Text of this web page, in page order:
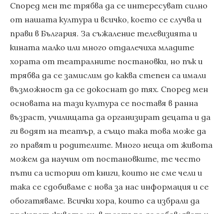
Според мен те трябва да се интересуват силно
от нашата култура и всичко, което се случва и
прави в България. За съжаление телевизията и
кината малко или много отдалечиха младите
хората от театралните постановки, но пък и
трябва да се замислим до каква степен са имали
възможност да се докоснат до тях. Според мен
основата на тази култура се поставя в ранна
възраст, училищата да организират децата и да
ги водят на театър, а също така това може да
го правят и родителите. Много неща от живота
можем да научим от постановките, те често
пъти са истории от книги, които не сме чели и
така се сдобиваме с нова за нас информация и се
обогатяваме. Всички хора, които са избрали да